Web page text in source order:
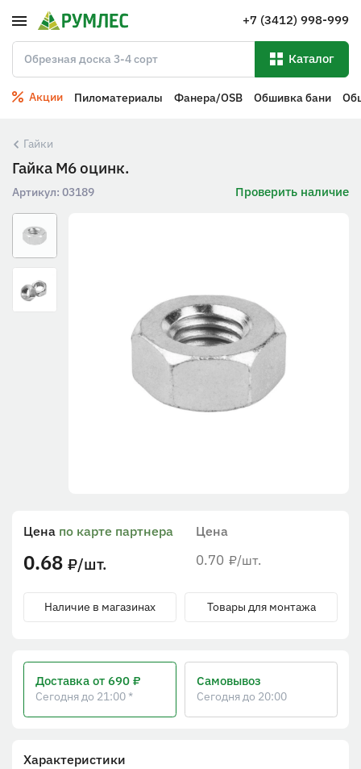
+7 (3412) 998-999
Каталог
Акции Пиломатериалы Фанера/OSB Обшивка бани
Гайки
Гайка М6 оцинк.
Артикул: 03189 Проверить наличие
Характеристики
Цена
0.70 ₽/шт.
Цена по карте партнера
0.68 ₽/шт.
Наличие в магазинах Товары для монтажа
Доставка от 690 ₽
Сегодня до 21:00 *
Самовывоз
Сегодня до 20:00